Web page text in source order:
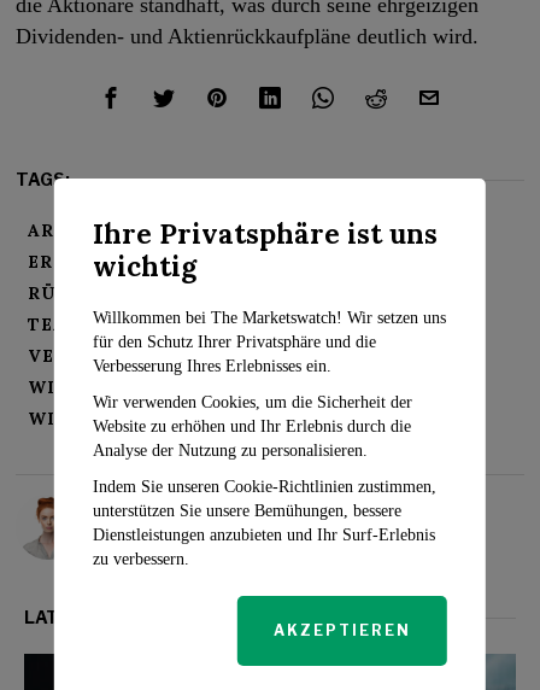
die Aktionäre standhaft, was durch seine ehrgeizigen
Dividenden- und Aktienrückkaufpläne deutlich wird.
TAGS:
ARBEITSVERTRAG
DIVIDENDEN
ERGEBNISBERICHT
RÜCKKAUF VON AKTIEN
TEAMSTERS-VERHANDLUNGEN
UPS
VERBRAUCHERVERHALTEN
WIRTSCHAFTLICHE TRENDS
WIRTSCHAFTSNACHRICHTEN
Rosalind Evans
LATEST FROM INVESTMENT
Ihre Privatsphäre ist uns
wichtig
Willkommen bei The Marketswatch! Wir setzen uns
für den Schutz Ihrer Privatsphäre und die
Verbesserung Ihres Erlebnisses ein.
Wir verwenden Cookies, um die Sicherheit der
Website zu erhöhen und Ihr Erlebnis durch die
Analyse der Nutzung zu personalisieren.
Indem Sie unseren Cookie-Richtlinien zustimmen,
unterstützen Sie unsere Bemühungen, bessere
Dienstleistungen anzubieten und Ihr Surf-Erlebnis
zu verbessern.
AKZEPTIEREN